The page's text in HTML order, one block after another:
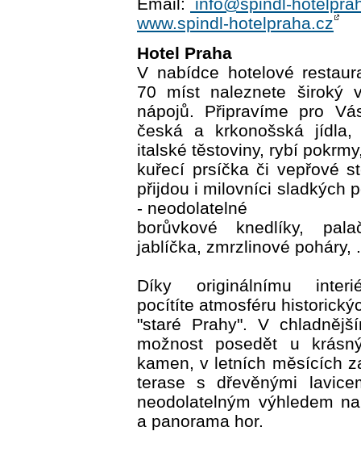
www.spindl-hotelpraha.cz
Hotel Praha
V nabídce hotelové
70 míst naleznete široký
nápojů. Připravíme pro
česká a krkonošská
italské těstoviny, rybí
kuřecí prsíčka či vepřové
přijdou i milovníci sladkých
- neodolatelné
borůvkové knedlíky,
jablíčka, zmrzlinové poháry,
Díky originálnímu
pocítíte atmosféru
"staré Prahy". V
možnost posedět u
kamen, v letních měsících
terase s dřevěnými
neodolatelným výhledem
a panorama hor.